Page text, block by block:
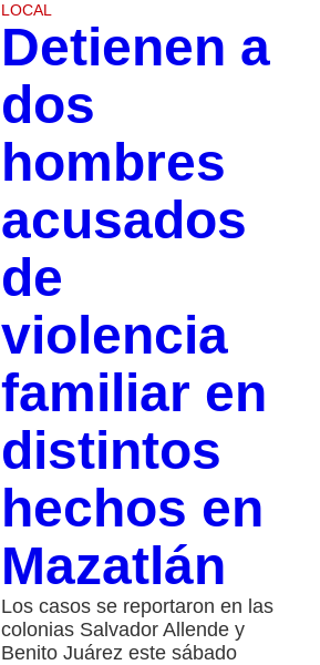
LOCAL
Detienen a
dos
hombres
acusados
de
violencia
familiar en
distintos
hechos en
Mazatlán
Los casos se reportaron en las
colonias Salvador Allende y
Benito Juárez este sábado